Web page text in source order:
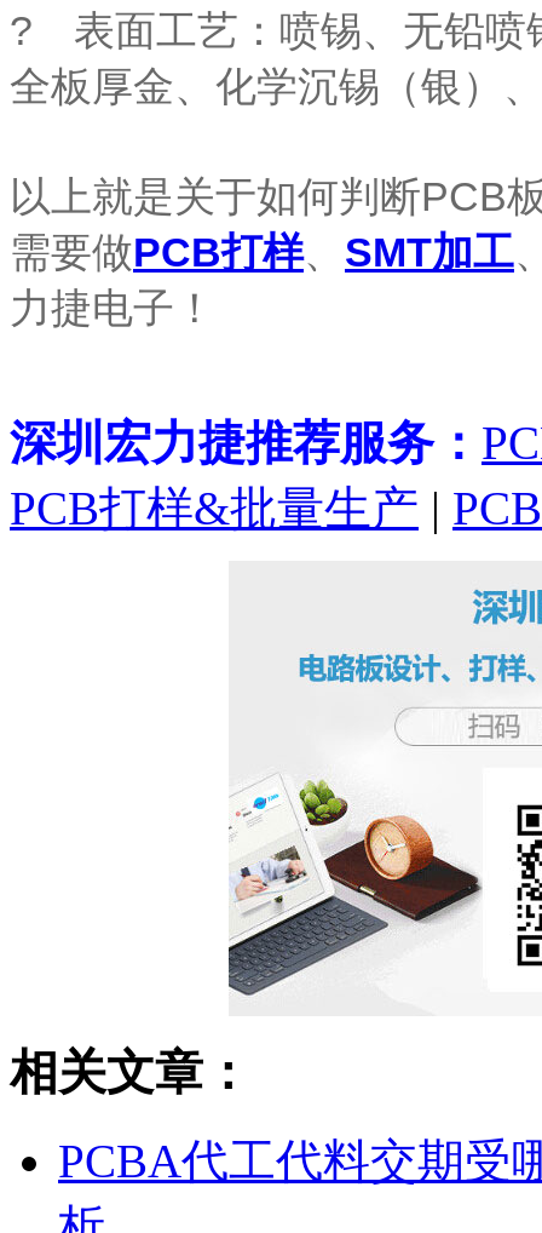
? 表面工艺：喷锡、无铅喷
全板厚金、化学沉锡（银）
以上就是关于如何判断PCB
需要做PCB打样、 SMT加工
力捷电子！
深圳宏力捷推荐服务：
PCB打样&批量生产 |
相关文章：
PCBA代工代料交期受